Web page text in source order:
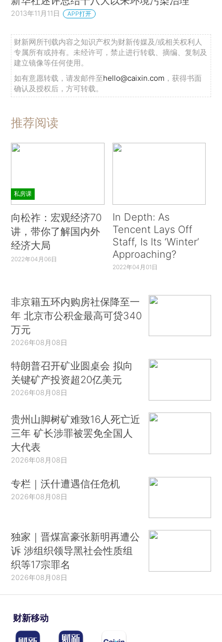
2013年11月11日 APP打开
财新网所刊载内容之知识产权为财新传媒及/或相关权利人
专属所有或持有。未经许可，禁止进行转载、摘编、复制及
建立镜像等任何使用。
如有意愿转载，请发邮件至hello@caixin.com ，获得书面
确认及授权后，方可转载。
推荐阅读
私房课
向松祚：宏观经济70
讲，带你了解国内外
经济大局
2022年04月06日
In Depth: As
Tencent Lays Off
Staff, Is Its ‘Winter’
Approaching?
2022年04月01日
非京籍五环内购房社保降至一
年 北京市公积金最高可贷340
万元
2026年08月08日
特朗普召开矿业圆桌会 拟向
关键矿产投资超20亿美元
2026年08月08日
贵州山脚树矿难致16人死亡近
三年 矿长涉罪被罢免全国人
大代表
2026年08月08日
专栏｜沃什遭遇信任危机
2026年08月08日
独家｜晋煤富豪张新明再遭公
诉 涉组织领导黑社会性质组
织等17宗罪名
2026年08月08日
财新移动